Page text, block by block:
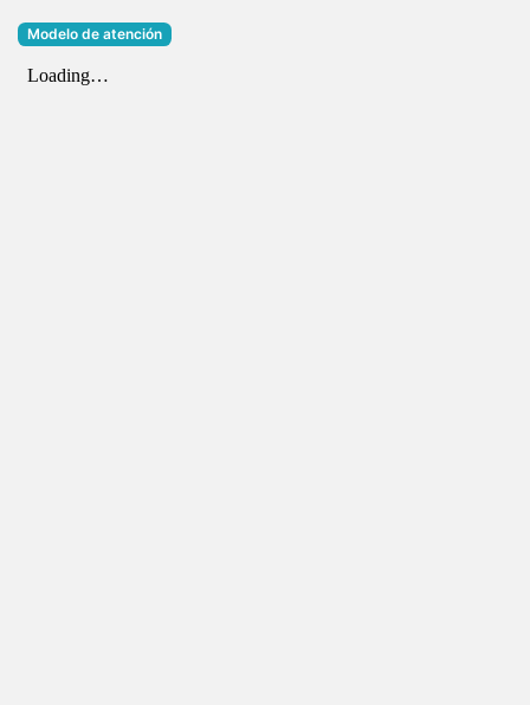
Modelo de atención